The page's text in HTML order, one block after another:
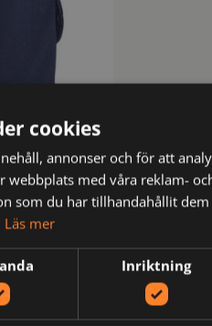
cookies
annonser och för att
med våra reklam-
som du har tillhandahållit
Läs mer
Inriktning